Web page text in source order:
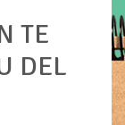
TE
DEL